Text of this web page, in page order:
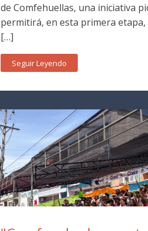
de Comfehuellas, una iniciativa
permitirá, en esta primera
[…]
Seguir Leyendo